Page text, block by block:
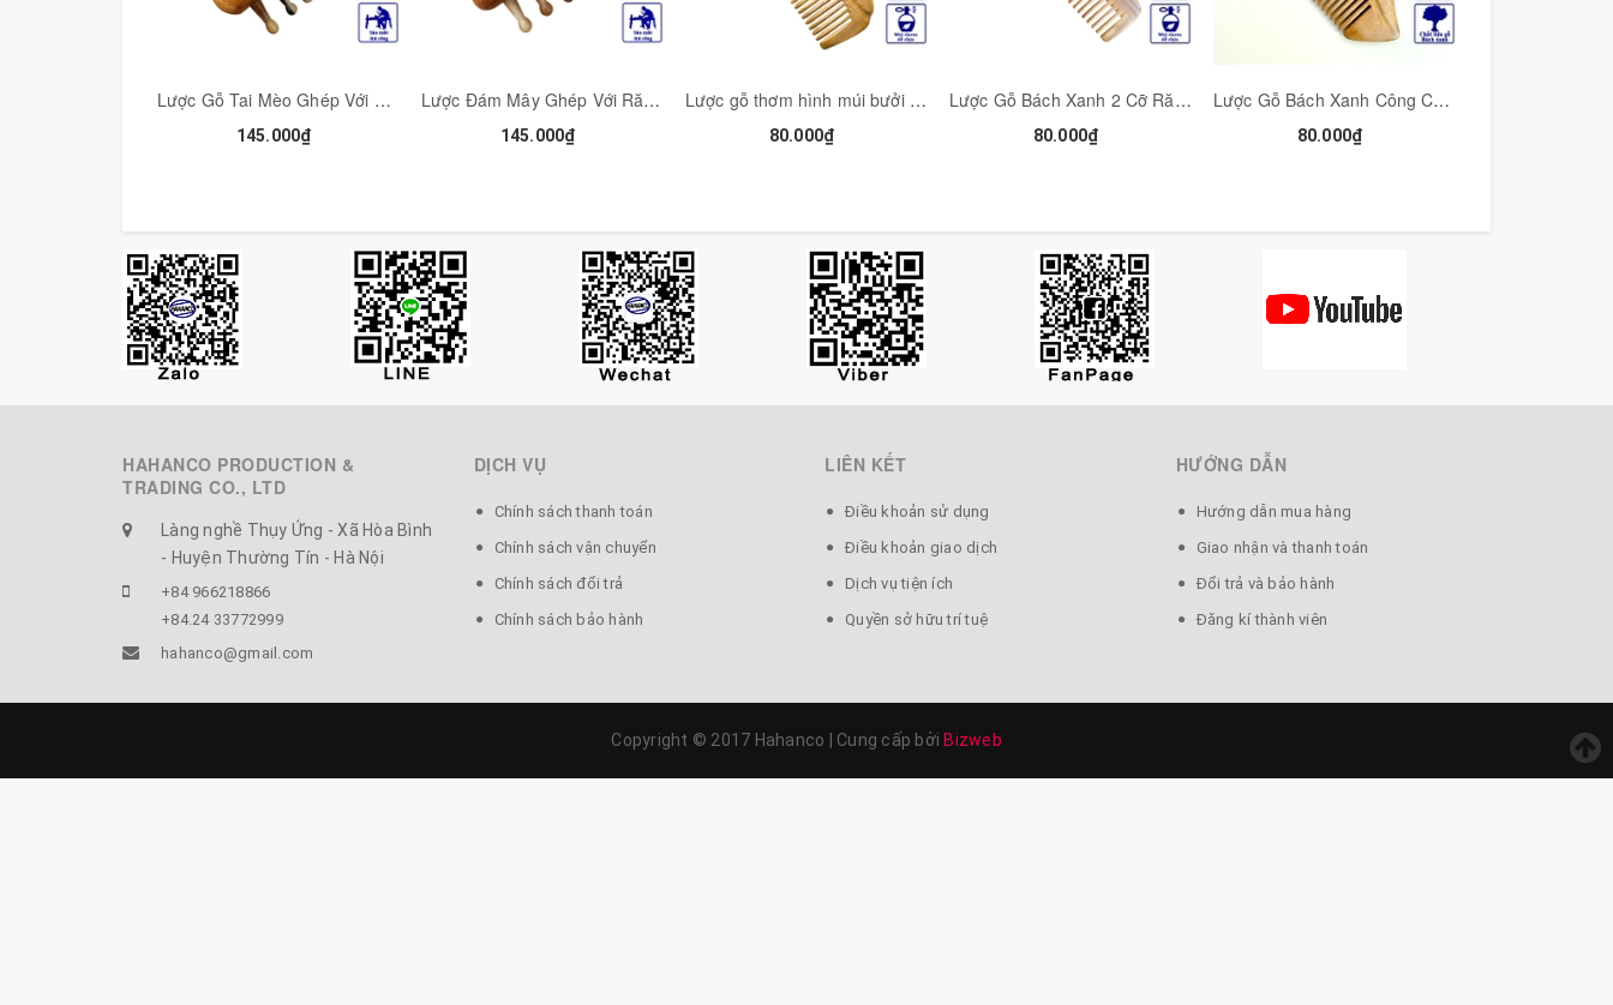
Lược Gỗ Tai Mèo Ghép Với Răng Sừng HAHANCO Lược Dưỡng Sinh Và Chăm Sóc Tóc - COH274
145.000₫
Lược Đám Mây Ghép Với Răng Sừng HAHANCO Massage Kinh Tuyến Toàn Thân - COH275
145.000₫
Lược gỗ thơm hình múi bưởi (Size: S - 13cm) chải tóc thư giãn hằng ngày (COH254) HAHANCO
80.000₫
Lược Gỗ Bách Xanh 2 Cỡ Răng Ghép Răng Bằng Đầu (Size:M-16cm) 2 Loại Răng Tiện Dụng- COH255
80.000₫
Lược Gỗ Bách Xanh Công Chúa HAHANCO (Size: S - 13cm) Chải Tóc Thư Giãn Hằng Ngày - COH252
80.000₫
HAHANCO PRODUCTION &
TRADING CO., LTD
Làng nghề Thụy Ứng - Xã Hòa Bình
- Huyện Thường Tín - Hà Nội
+84 966218866
+84.24 33772999
hahanco@gmail.com
DỊCH VỤ
Chính sách thanh toán
Chính sách vận chuyển
Chính sách đổi trả
Chính sách bảo hành
LIÊN KẾT
Điều khoản sử dụng
Điều khoản giao dịch
Dịch vụ tiện ích
Quyền sở hữu trí tuệ
HƯỚNG DẪN
Hướng dẫn mua hàng
Giao nhận và thanh toán
Đổi trả và bảo hành
Đăng kí thành viên
Copyright © 2017 Hahanco Cung cấp bởi Bizweb